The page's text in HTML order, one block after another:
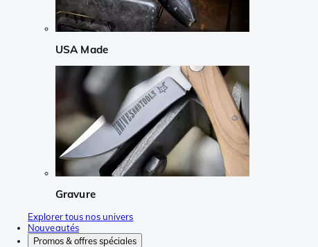
USA Made
Gravure
Explorer tous nos univers
Nouveautés
Promos & offres spéciales